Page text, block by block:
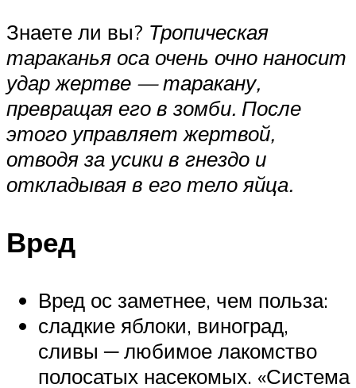
Знаете ли вы? Тропическая
тараканья оса очень очно наносит
удар жертве — таракану,
превращая его в зомби. После
этого управляет жертвой,
отводя за усики в гнездо и
откладывая в его тело яйца.
Вред
Вред ос заметнее, чем польза:
сладкие яблоки, виноград,
сливы ─ любимое лакомство
полосатых насекомых. «Система